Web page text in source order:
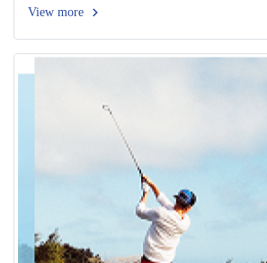
View more